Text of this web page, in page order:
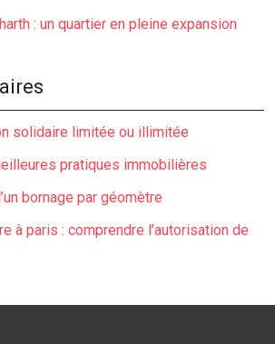
: un quartier en pleine expansion
solidaire limitée ou illimitée
pratiques immobilières
bornage par géomètre
à paris : comprendre l’autorisation de